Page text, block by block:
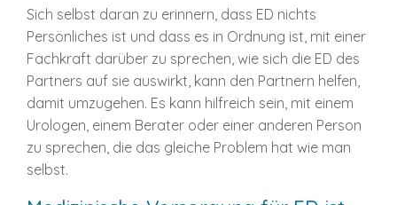
Sich selbst daran zu erinnern, dass ED nichts
Persönliches ist und dass es in Ordnung ist, mit einer
Fachkraft darüber zu sprechen, wie sich die ED des
Partners auf sie auswirkt, kann den Partnern helfen,
damit umzugehen. Es kann hilfreich sein, mit einem
Urologen, einem Berater oder einer anderen Person
zu sprechen, die das gleiche Problem hat wie man
selbst.